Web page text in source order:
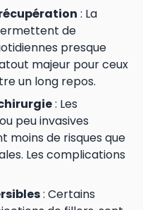
: La
de
presque
majeur pour ceux
un long repos.
: Les
peu invasives
de risques que
Les complications
: Certains